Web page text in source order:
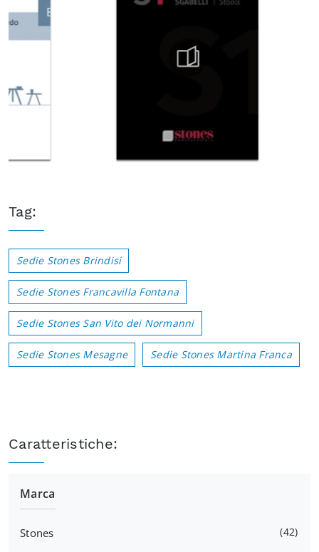
Tag:
Sedie Stones Brindisi
Sedie Stones Francavilla Fontana
Sedie Stones San Vito dei Normanni
Sedie Stones Mesagne Sedie Stones Martina Franca
Caratteristiche:
Marca
Stones 42